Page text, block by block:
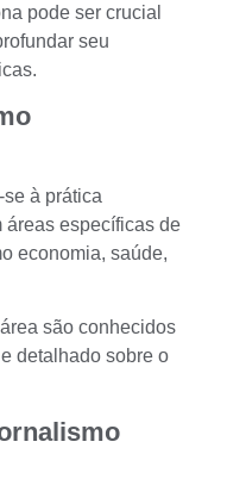
pode ser crucial
seu
à prática
áreas específicas de
economia, saúde,
são conhecidos
detalhado sobre o